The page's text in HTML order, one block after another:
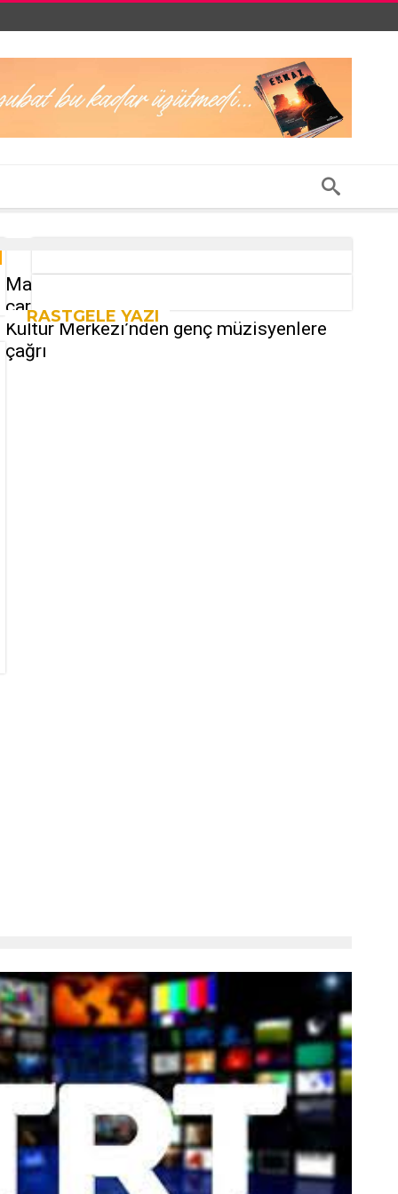
RASTGELE YAZI
Ma
car
Kültür Merkezi’nden genç müzisyenlere
çağrı